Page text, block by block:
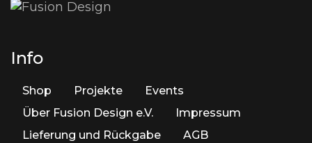
Info
Shop Projekte
Events
Über Fusion Design e.V.
Impressum
Lieferung und Rückgabe
AGB